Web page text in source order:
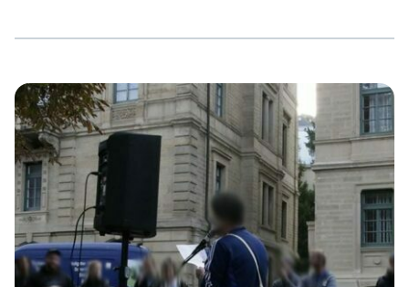
Am 29. September 2023 folgte das Landgericht
Stuttgart der schwammigen Argumentation der
Staatsanwaltschaft und bestätigte die Strafe, die das
Amtsgericht bereits geurteilt hatte: 3 Jahre […]